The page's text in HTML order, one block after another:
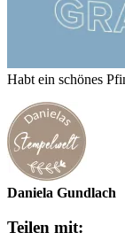
Habt ein schönes
Daniela Gundlach
Teilen mit: